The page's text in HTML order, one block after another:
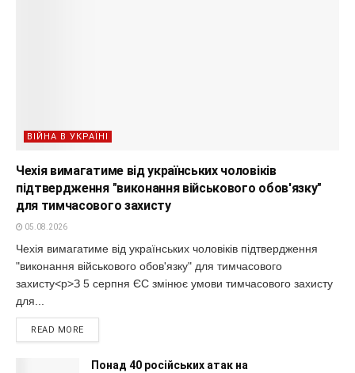
ВІЙНА В УКРАЇНІ
Чехія вимагатиме від українських чоловіків
підтвердження "виконання військового обов'язку"
для тимчасового захисту
05.08.2026
Чехія вимагатиме від українських чоловіків підтвердження
"виконання військового обов'язку" для тимчасового
захисту<p>З 5 серпня ЄС змінює умови тимчасового захисту
для...
READ MORE
Понад 40 російських атак на